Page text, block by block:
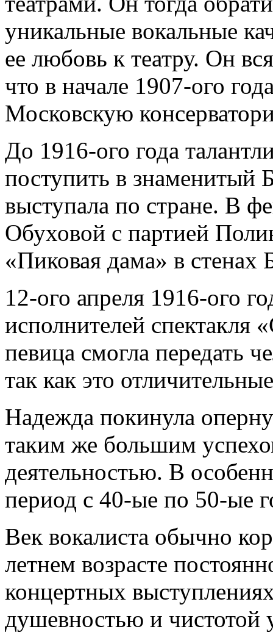
уникальные вокальные
ее любовь к театру. Он
что в начале 1907-ого
Московскую
До 1916-ого года
поступить в знаменитый
выступала по стране. В
Обуховой с партией
«Пиковая дама» в стенах
12-ого апреля 1916-ого
исполнителей спектакля
певица смогла передать
так как это
Надежда покинула
таким же большим
деятельностью. В
период с 40-ые по 50-ые
Век вокалиста обычно
летнем возрасте
концертных
душевностью и чистотой